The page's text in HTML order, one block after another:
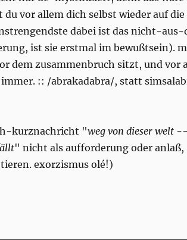
vor allem dich selbst wieder auf die
dabei ist das nicht-
ist sie erstmal im bewußtsein).
dem zusammenbruch sitzt, und vor
:: /abrakadabra/, statt
kurznachricht "weg von dieser welt
" nicht als aufforderung oder anlaß,
exorzismus olé!)